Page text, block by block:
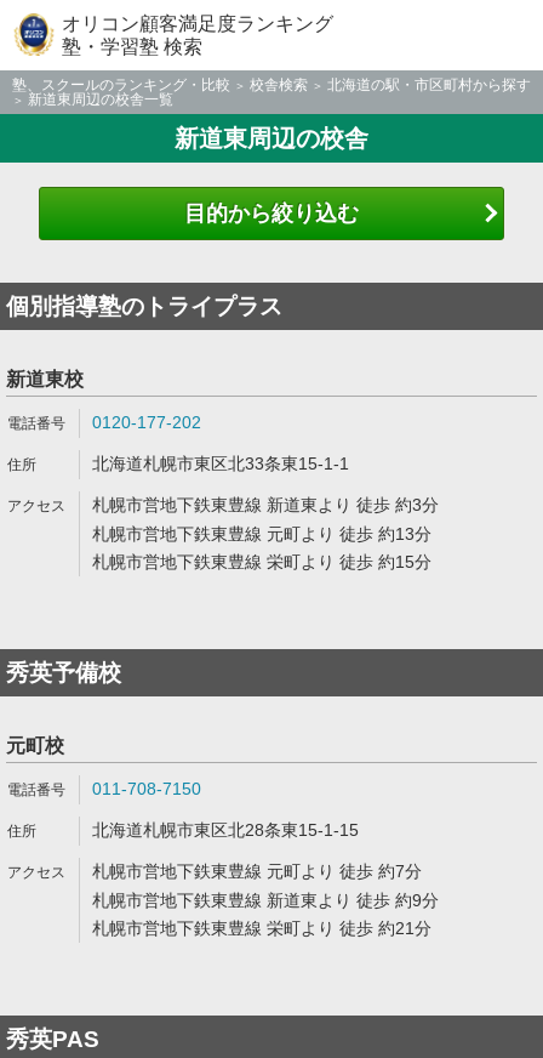
オリコン顧客満足度ランキング
塾・学習塾 検索
塾、スクールのランキング・比較 校舎検索
北海道の駅・市区町村から探す
新道東周辺の校舎一覧
新道東周辺の校舎
目的から絞り込む
個別指導塾のトライプラス
新道東校
0120-177-202
北海道札幌市東区北33条東15-1-1
札幌市営地下鉄東豊線 新道東より 徒歩 約3分
札幌市営地下鉄東豊線 元町より 徒歩 約13分
札幌市営地下鉄東豊線 栄町より 徒歩 約15分
秀英予備校
元町校
011-708-7150
北海道札幌市東区北28条東15-1-15
札幌市営地下鉄東豊線 元町より 徒歩 約7分
札幌市営地下鉄東豊線 新道東より 徒歩 約9分
札幌市営地下鉄東豊線 栄町より 徒歩 約21分
秀英PAS